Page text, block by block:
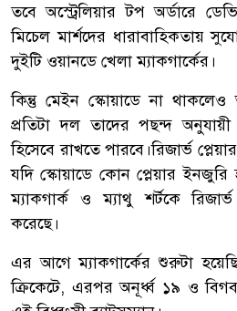
তবে অস্ট্রেলিয়ার টপ অর্ডারে
মিচেল মার্শদের ধারাবাহিকতায়
দুইটি ওয়ানডে খেলা ম্যাকগার্কের।
কিন্তু মেইন স্কোয়াডে না
প্রতিটা দল তাদের পছন্দ
হিসেবে রাখতে পারবে।রিজার্ভ
যদি স্কোয়াডে কোন প্লেয়ার ইনজুরি
ম্যাকগার্ক ও ম্যাথু শর্টকে রিজার্ভ
করেছে।
এর আগে ম্যাকগার্কের শুরুটা
ক্রিকেটে, এরপর অনূর্ধ্ব ১৯ ও